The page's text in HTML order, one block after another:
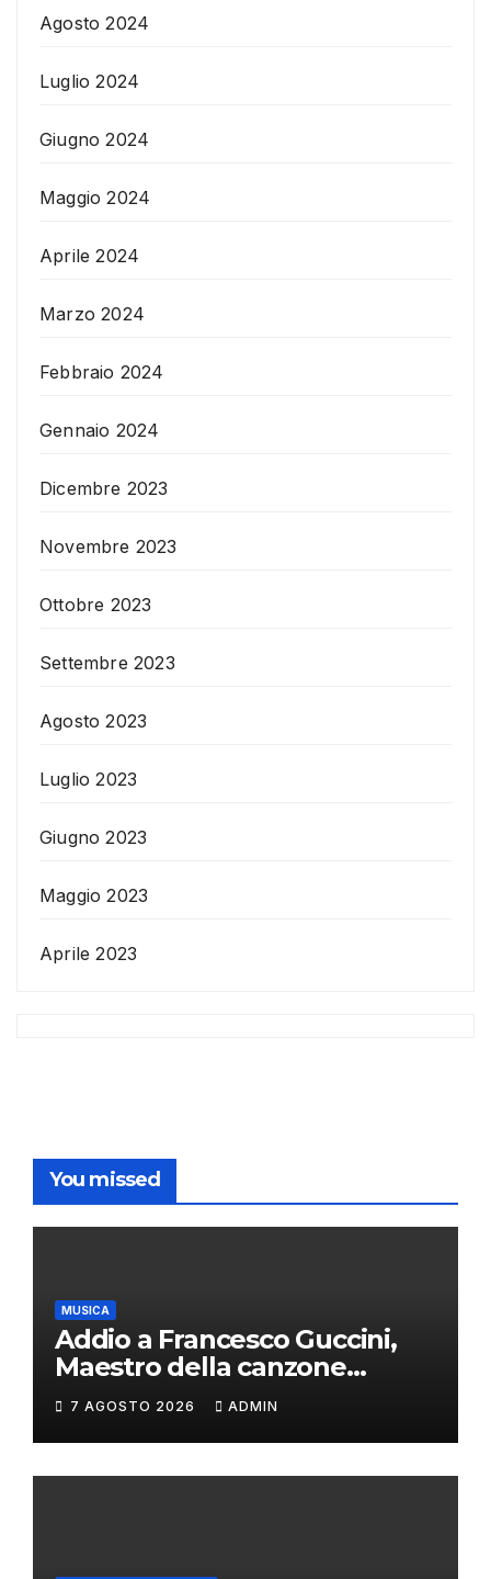
Agosto 2024
Luglio 2024
Giugno 2024
Maggio 2024
Aprile 2024
Marzo 2024
Febbraio 2024
Gennaio 2024
Dicembre 2023
Novembre 2023
Ottobre 2023
Settembre 2023
Agosto 2023
Luglio 2023
Giugno 2023
Maggio 2023
Aprile 2023
You missed
MUSICA
Addio a Francesco Guccini,
Maestro della canzone
d’autore
7 AGOSTO 2026 ADMIN